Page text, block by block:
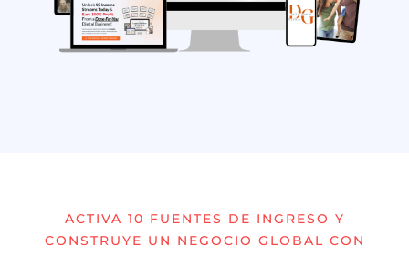
ACTIVA 10 FUENTES DE INGRESO Y
CONSTRUYE UN NEGOCIO GLOBAL CON